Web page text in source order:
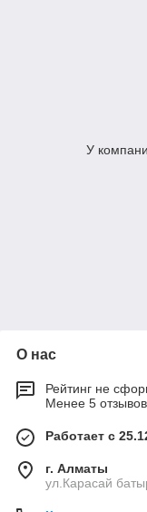
У
О нас
Рейтинг не
Менее 5
Работает с
г. Алматы
ул.Карасай